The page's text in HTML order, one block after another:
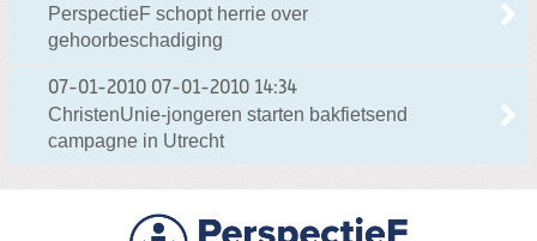
PerspectieF schopt herrie over
gehoorbeschadiging
07-01-2010 07-01-2010 14:34
ChristenUnie-jongeren starten bakfietsend
campagne in Utrecht